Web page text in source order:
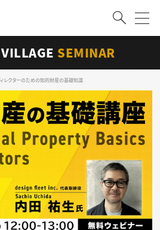
会員登録
索
SEMINAR
ィレクターのための知的財産の基礎知識